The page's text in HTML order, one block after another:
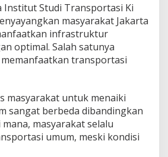
Institut Studi Transportasi Ki
masyarakat Jakarta
infrastruktur
optimal. Salah satunya
transportasi
masyarakat untuk menaiki
sangat berbeda dibandingkan
mana, masyarakat selalu
umum, meski kondisi